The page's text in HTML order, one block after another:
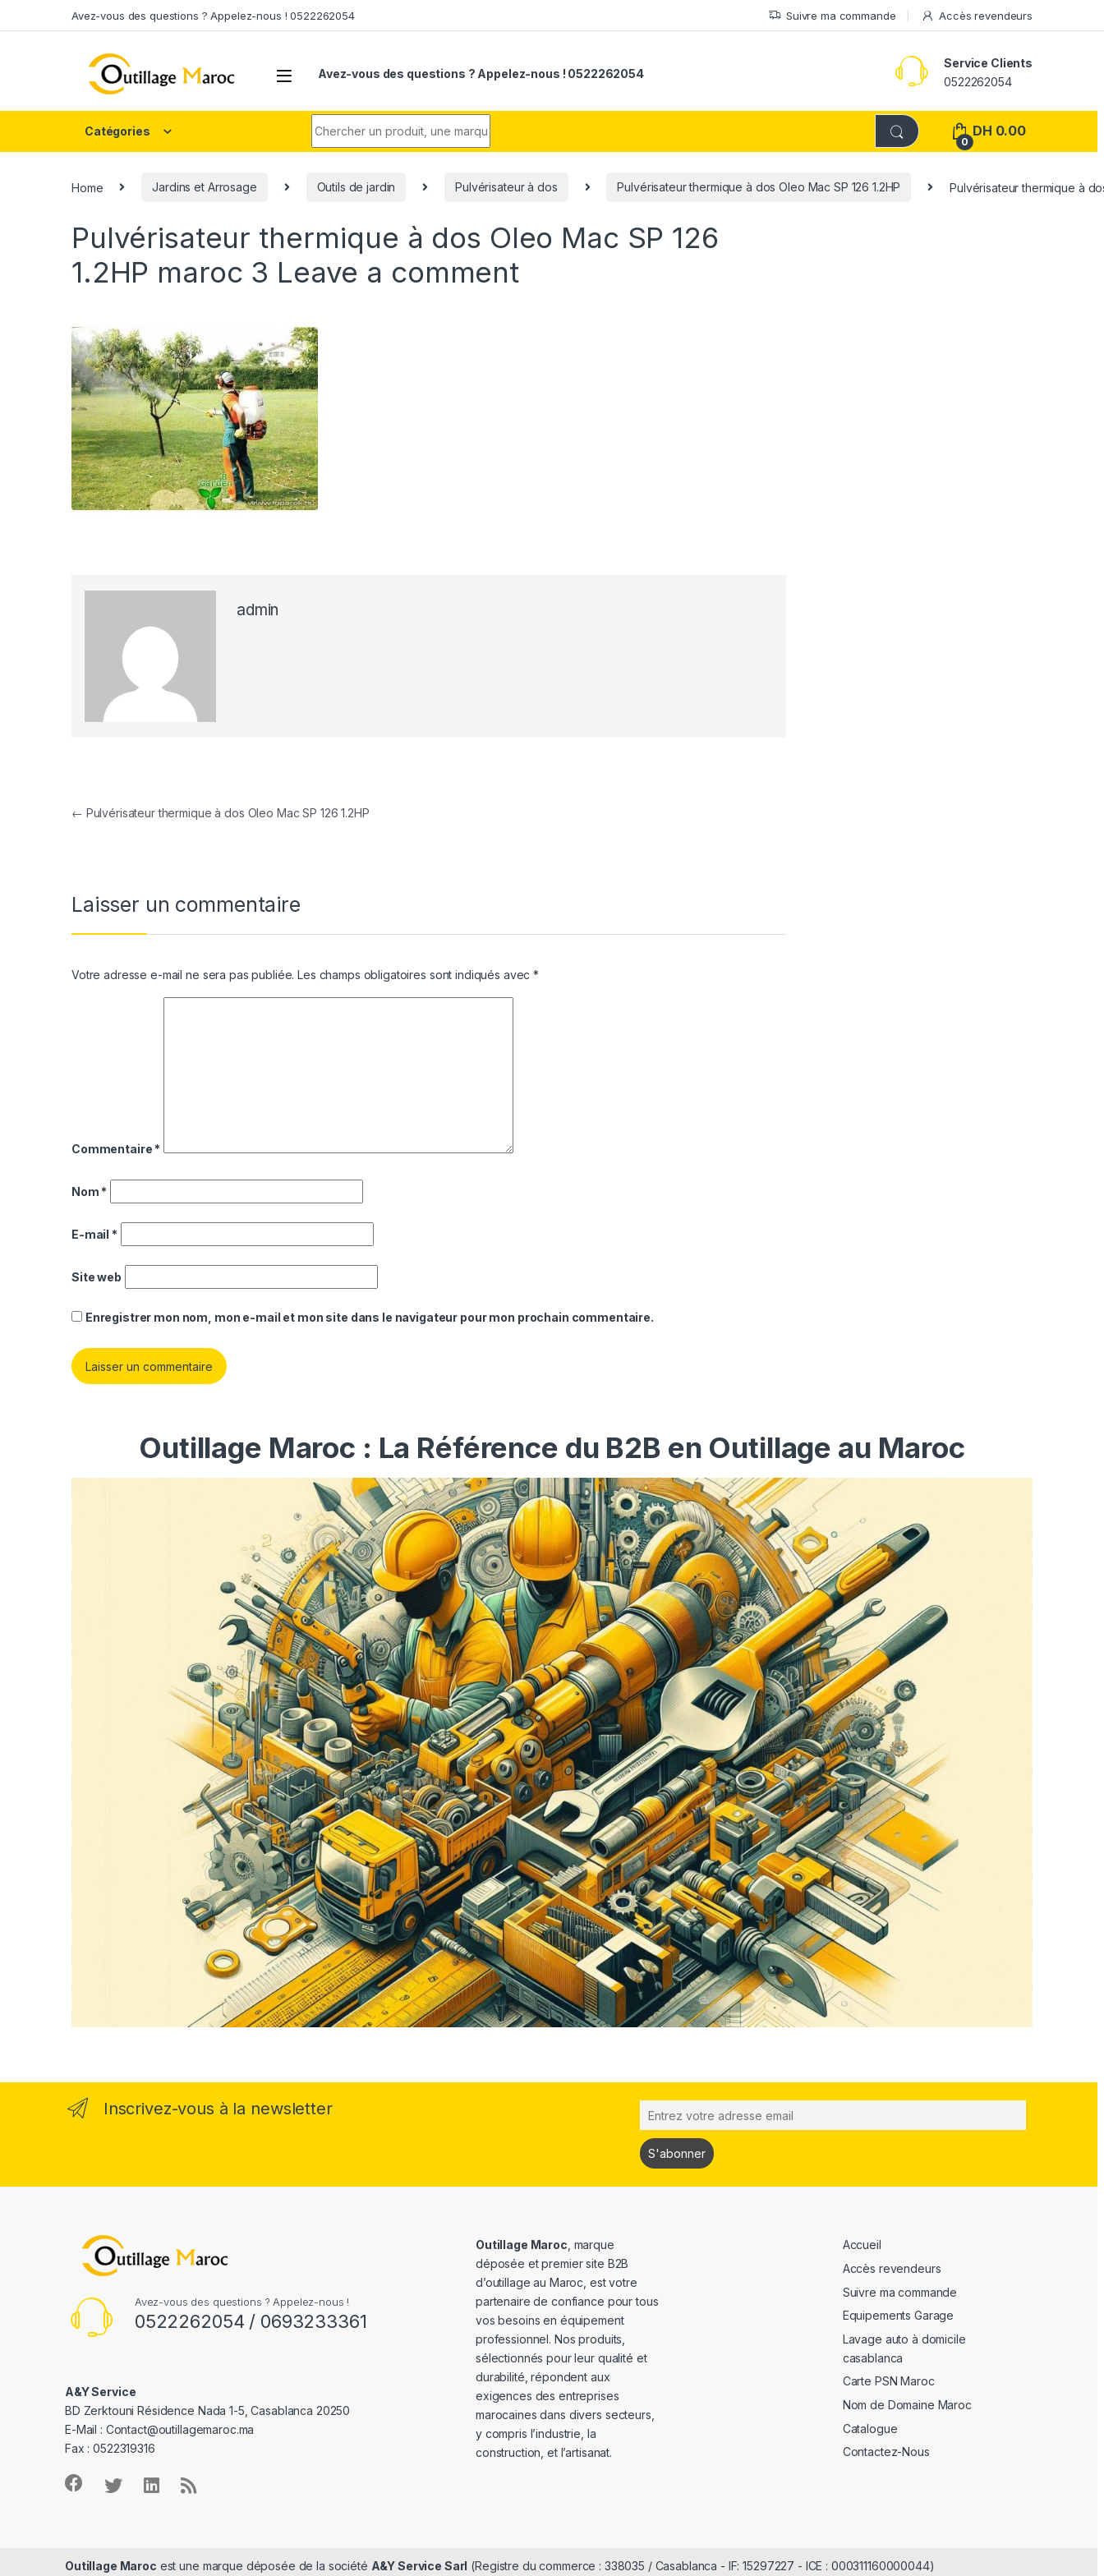
Avez-vous des questions ? Appelez-nous ! 0522262054 Suivre ma commande Accès revendeurs
Avez-vous des questions ? Appelez-nous ! 0522262054
Service Clients
0522262054
Catégories
0
DH 0.00
Home Jardins et Arrosage Outils de jardin Pulvérisateur à dos Pulvérisateur thermique à dos Oleo Mac SP 126 1.2HP Pulvérisateur thermique à
Pulvérisateur thermique à dos Oleo Mac SP 126
1.2HP maroc 3 Leave a comment
admin
Navigation de l’article
← Pulvérisateur thermique à dos Oleo Mac SP 126 1.2HP
Laisser un commentaire
Votre adresse e-mail ne sera pas publiée. Les champs obligatoires sont indiqués avec*
Commentaire *
Nom *
E-mail *
Site web
Enregistrer mon nom, mon e-mail et mon site dans le navigateur pour mon prochain commentaire.
Outillage Maroc : La Référence du B2B en Outillage au Maroc
Inscrivez-vous à la newsletter
Avez-vous des questions ? Appelez-nous !
0522262054 / 0693233361
A&Y Service
BD Zerktouni Résidence Nada 1-5, Casablanca 20250
E-Mail : Contact@outillagemaroc.ma
Fax : 0522319316
Outillage Maroc, marque
déposée et premier site B2B
d’outillage au Maroc, est votre
partenaire de confiance pour tous
vos besoins en équipement
professionnel. Nos produits,
sélectionnés pour leur qualité et
durabilité, répondent aux
exigences des entreprises
marocaines dans divers secteurs,
y compris l’industrie, la
construction, et l’artisanat.
Accueil
Accès revendeurs
Suivre ma commande
Equipements Garage
Lavage auto à domicile
casablanca
Carte PSN Maroc
Nom de Domaine Maroc
Catalogue
Contactez-Nous
Outillage Maroc est une marque déposée de la société A&Y Service Sarl (Registre du commerce : 338035 / Casablanca - IF: 15297227 - ICE : 000311160000044)